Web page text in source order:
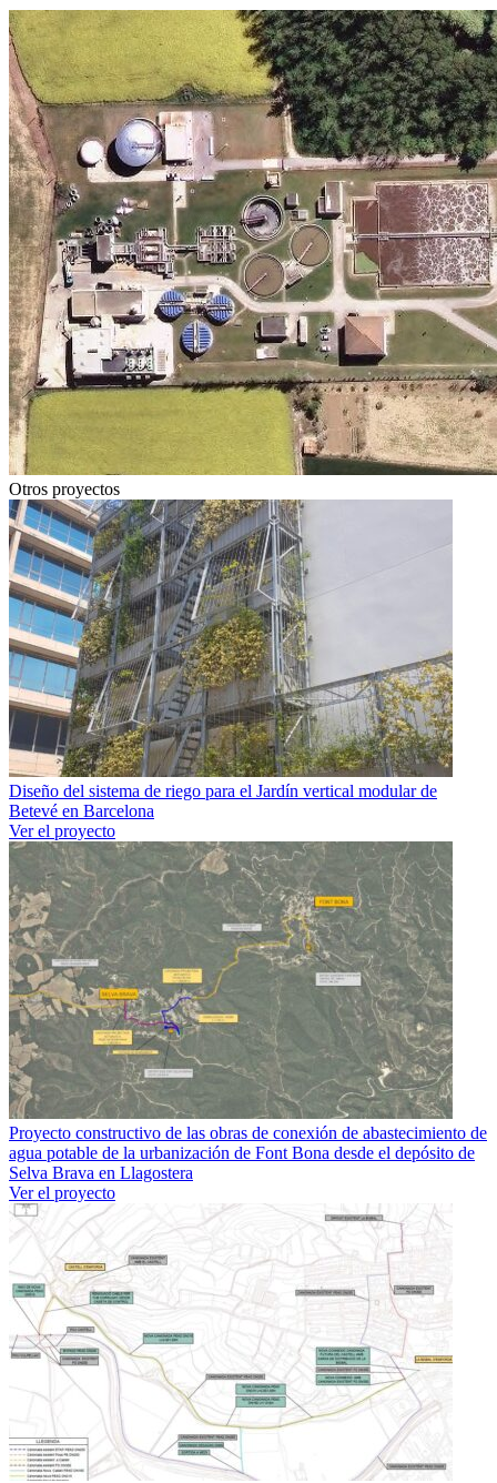
Otros proyectos
Diseño del sistema de riego para el Jardín vertical modular de
Betevé en Barcelona
Ver el proyecto
Proyecto constructivo de las obras de conexión de abastecimiento de
agua potable de la urbanización de Font Bona desde el depósito de
Selva Brava en Llagostera
Ver el proyecto